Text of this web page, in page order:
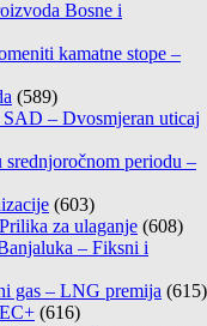
Bosne i
kamatne stope –
(589)
– Dvosmjeran uticaj
periodu –
(603)
za ulaganje (608)
– Fiksni i
gas – LNG premija (615)
(616)